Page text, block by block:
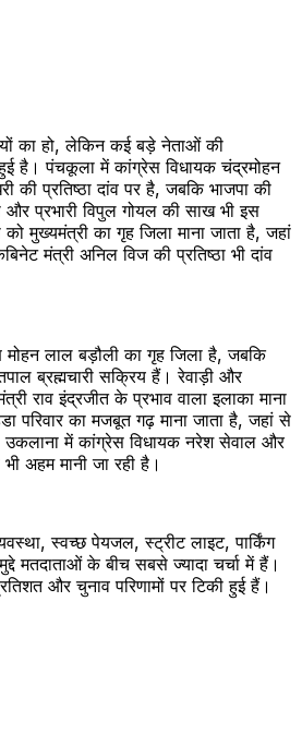
का हो, लेकिन कई बड़े नेताओं की
है। पंचकूला में कांग्रेस विधायक चंद्रमोहन
की प्रतिष्ठा दांव पर है, जबकि भाजपा की
प्रभारी विपुल गोयल की साख भी इस
मुख्यमंत्री का गृह जिला माना जाता है, जहां
मंत्री अनिल विज की प्रतिष्ठा भी दांव
मोहन लाल बड़ौली का गृह जिला है, जबकि
ब्रह्मचारी सक्रिय हैं। रेवाड़ी और
राव इंद्रजीत के प्रभाव वाला इलाका माना
परिवार का मजबूत गढ़ माना जाता है, जहां से
उकलाना में कांग्रेस विधायक नरेश सेवाल और
अहम मानी जा रही है।
स्वच्छ पेयजल, स्ट्रीट लाइट, पार्किंग
मतदाताओं के बीच सबसे ज्यादा चर्चा में हैं।
और चुनाव परिणामों पर टिकी हुई हैं।